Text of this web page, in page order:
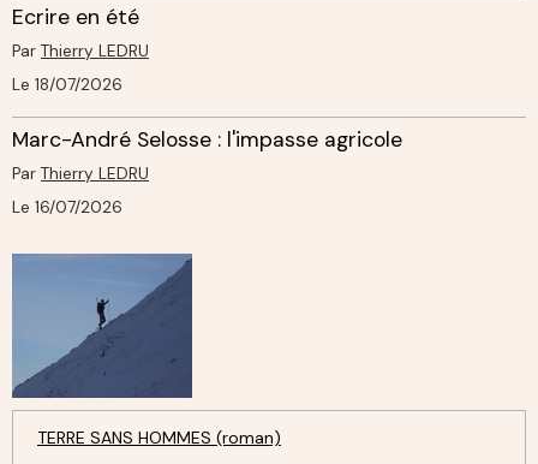
Ecrire en été
Par Thierry LEDRU
Le 18/07/2026
Marc-André Selosse : l'impasse agricole
Par Thierry LEDRU
Le 16/07/2026
TERRE SANS HOMMES (roman)